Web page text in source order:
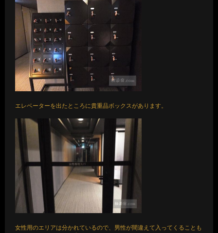
エレベーターを出たところに貴重品ボックスがあります。
女性用のエリアは分かれているので、男性が間違えて入ってくることも